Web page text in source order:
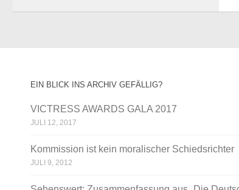
EIN BLICK INS ARCHIV GEFÄLLIG?
VICTRESS AWARDS GALA 2017
JULI 12, 2017
Kommission ist kein moralischer Schiedsrichter
JULI 9, 2012